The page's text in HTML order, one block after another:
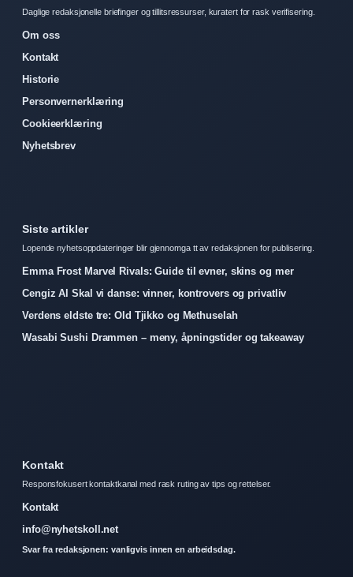
Daglige redaksjonelle briefinger og tillitsressurser, kuratert for rask verifisering.
Om oss
Kontakt
Historie
Personvernerklæring
Cookieerklæring
Nyhetsbrev
Siste artikler
Lopende nyhetsoppdateringer blir gjennomga tt av redaksjonen for publisering.
Emma Frost Marvel Rivals: Guide til evner, skins og mer
Cengiz Al Skal vi danse: vinner, kontrovers og privatliv
Verdens eldste tre: Old Tjikko og Methuselah
Wasabi Sushi Drammen – meny, åpningstider og takeaway
Kontakt
Responsfokusert kontaktkanal med rask ruting av tips og rettelser.
Kontakt
info@nyhetskoll.net
Svar fra redaksjonen: vanligvis innen en arbeidsdag.